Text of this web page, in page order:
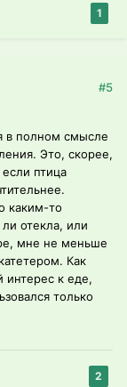
1
#5
в полном смысле
Это, скорее,
птица
каким-то
отекла, или
мне не меньше
Как
интерес к еде,
только
2